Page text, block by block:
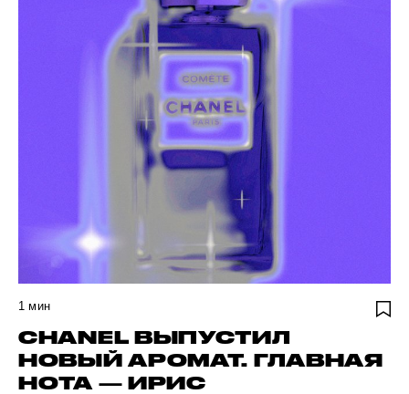
1 мин
CHANEL ВЫПУСТИЛ
НОВЫЙ АРОМАТ. ГЛАВНАЯ
НОТА — ИРИС